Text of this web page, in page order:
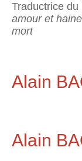
Traductrice
amour et haine
mort
Alain
Alain